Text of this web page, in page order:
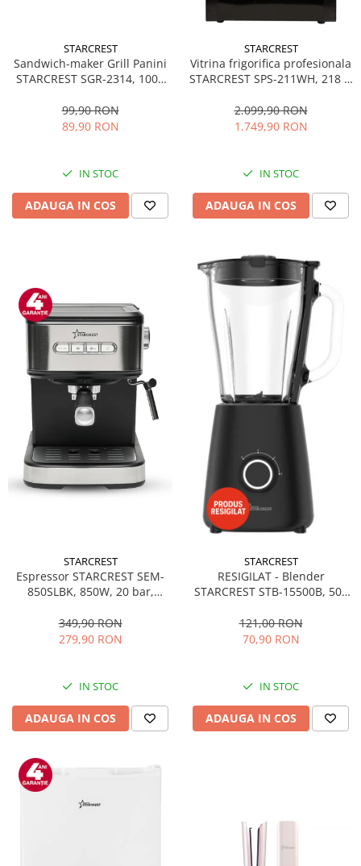
STARCREST
Sandwich-maker Grill Panini
STARCREST SGR-2314, 1000
Deschidere 180°, Suprafata
de gatire 23 x 14 cm, Negru
99,90 RON
89,90 RON
IN STOC
ADAUGA IN COS
STARCREST
Vitrina frigorifica profesionala
STARCREST SPS-211WH, 218 L,
LED, H 141 cm, Negru
2.099,90 RON
1.749,90 RON
IN STOC
ADAUGA IN COS
STARCREST
Espressor STARCREST SEM-
850SLBK, 850W, 20 bar,
dispozitiv spumare, filtru
dublu din inox, Negru/Inox
349,90 RON
279,90 RON
IN STOC
ADAUGA IN COS
STARCREST
RESIGILAT - Blender
STARCREST STB-15500B, 500
Pulse, Negru
121,00 RON
70,90 RON
IN STOC
ADAUGA IN COS